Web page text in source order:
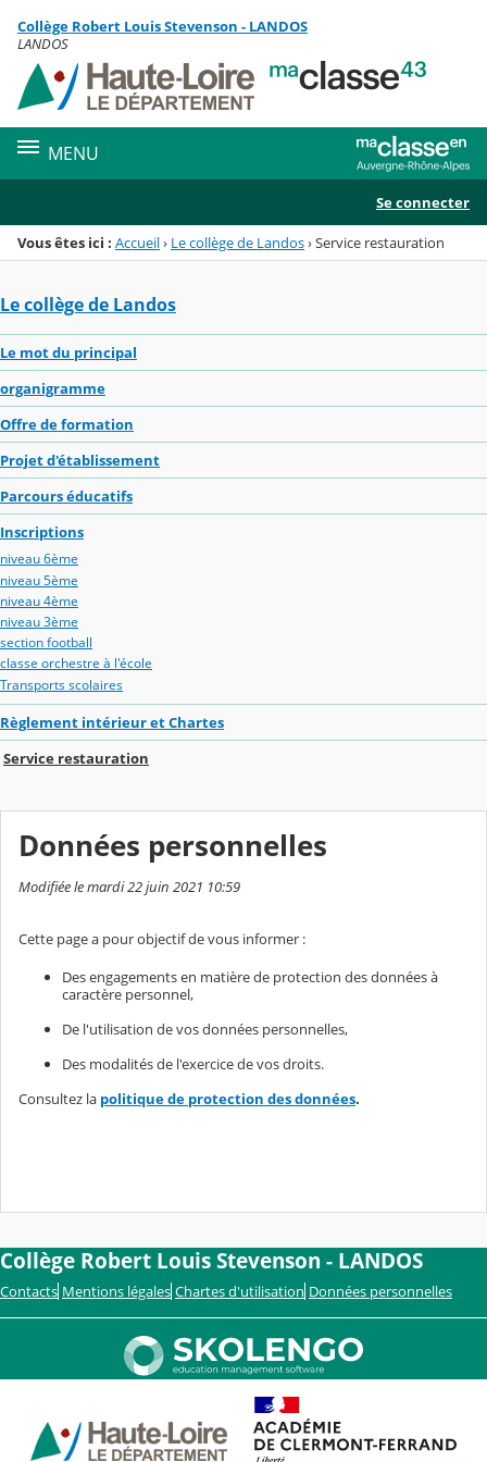
Menu de la rubrique
Contenu
Collège Robert Louis Stevenson - LANDOS
LANDOS
MENU
Se connecter
Vous êtes ici : Accueil› Le collège de Landos›Service restauration
Le collège de Landos
Le mot du principal
organigramme
Offre de formation
Projet d'établissement
Parcours éducatifs
Inscriptions
niveau 6ème
niveau 5ème
niveau 4ème
niveau 3ème
section football
classe orchestre à l'école
Transports scolaires
Règlement intérieur et Chartes
Service restauration
Données personnelles
Modifiée le mardi 22 juin 2021 10:59
Cette page a pour objectif de vous informer :
Des engagements en matière de protection des données à
caractère personnel,
De l'utilisation de vos données personnelles,
Des modalités de l'exercice de vos droits.
Consultez la politique de protection des données.
Collège Robert Louis Stevenson - LANDOS
Contacts Mentions légales Chartes d'utilisation Données personnelles